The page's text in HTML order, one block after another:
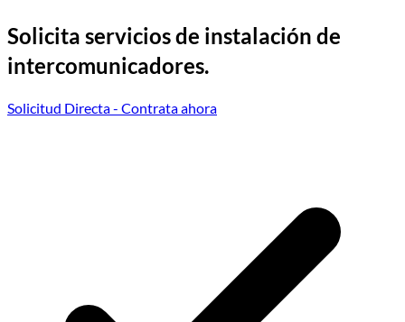
Solicita servicios de instalación de
intercomunicadores.
Solicitud Directa- Contrata ahora